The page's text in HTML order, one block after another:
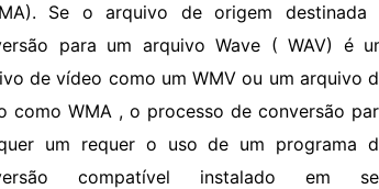
Se o arquivo de origem destinada
para um arquivo Wave ( WAV) é
de vídeo como um WMV ou um arquivo
como WMA , o processo de conversão
um requer o uso de um programa
compatível instalado em